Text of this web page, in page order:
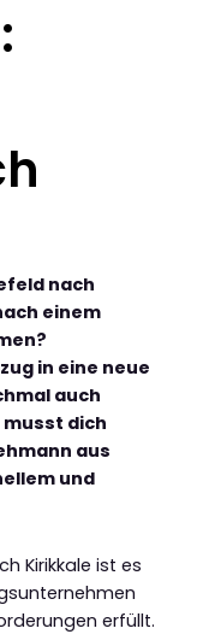
nach
einem
in eine neue
auch
dich
aus
und
Kirikkale ist es
erfüllt.